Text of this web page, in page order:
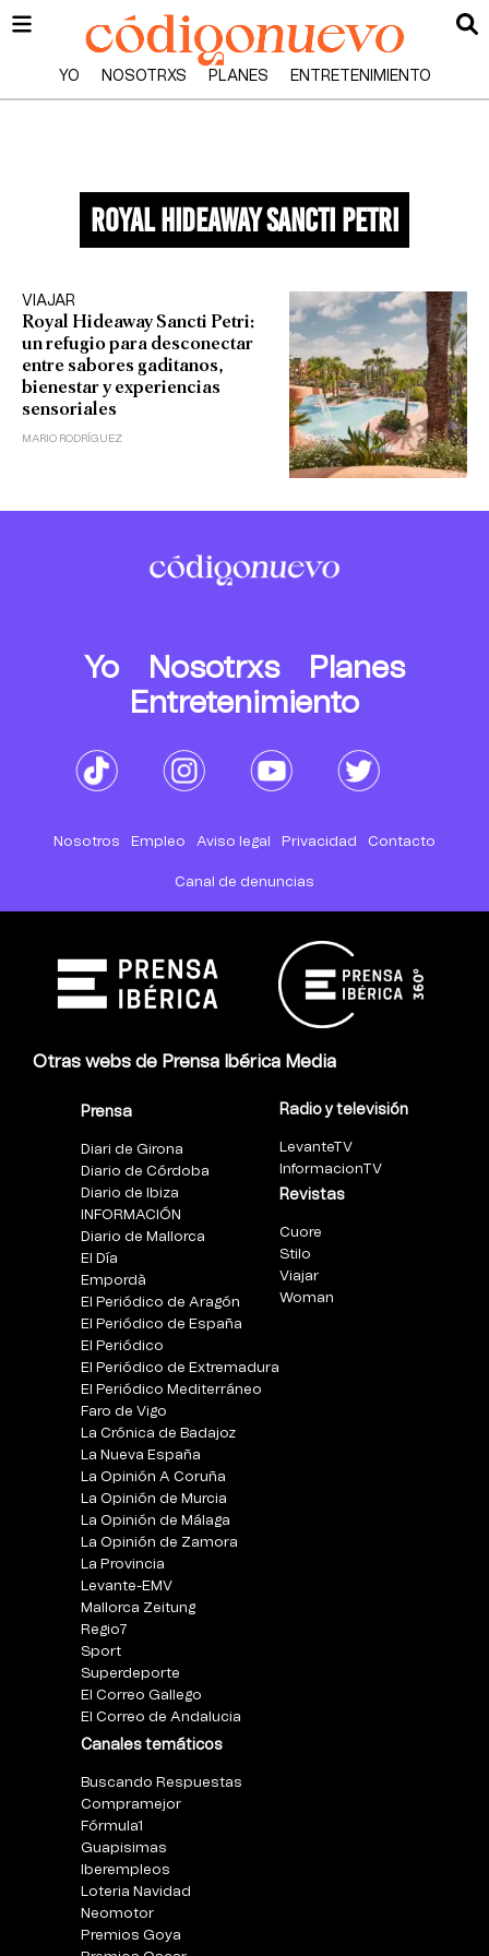
YO NOSOTRXS PLANES ENTRETENIMIENTO
royal hideaway sancti petri
VIAJAR
Royal Hideaway Sancti Petri:
un refugio para desconectar
entre sabores gaditanos,
bienestar y experiencias
sensoriales
MARIO RODRÍGUEZ
Yo Nosotrxs
Planes
Entretenimiento
Nosotros Empleo Aviso legal Privacidad Contacto
Canal de denuncias
Otras webs de Prensa Ibérica Media
Prensa
Diari de Girona
Diario de Córdoba
Diario de Ibiza
INFORMACIÓN
Diario de Mallorca
El Día
Empordà
El Periódico de Aragón
El Periódico de España
El Periódico
El Periódico de Extremadura
El Periódico Mediterráneo
Faro de Vigo
La Crónica de Badajoz
La Nueva España
La Opinión A Coruña
La Opinión de Murcia
La Opinión de Málaga
La Opinión de Zamora
La Provincia
Levante-EMV
Mallorca Zeitung
Regio7
Sport
Superdeporte
El Correo Gallego
El Correo de Andalucia
Canales temáticos
Buscando Respuestas
Compramejor
Fórmula1
Guapisimas
Iberempleos
Loteria Navidad
Neomotor
Premios Goya
Radio y televisión
LevanteTV
InformacionTV
Revistas
Cuore
Stilo
Viajar
Woman